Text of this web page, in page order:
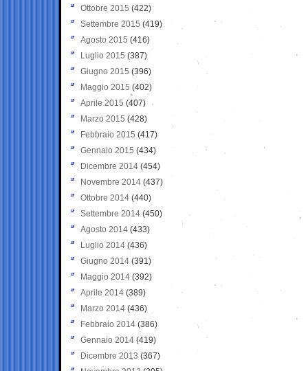
Ottobre 2015 (422)
Settembre 2015 (419)
Agosto 2015 (416)
Luglio 2015 (387)
Giugno 2015 (396)
Maggio 2015 (402)
Aprile 2015 (407)
Marzo 2015 (428)
Febbraio 2015 (417)
Gennaio 2015 (434)
Dicembre 2014 (454)
Novembre 2014 (437)
Ottobre 2014 (440)
Settembre 2014 (450)
Agosto 2014 (433)
Luglio 2014 (436)
Giugno 2014 (391)
Maggio 2014 (392)
Aprile 2014 (389)
Marzo 2014 (436)
Febbraio 2014 (386)
Gennaio 2014 (419)
Dicembre 2013 (367)